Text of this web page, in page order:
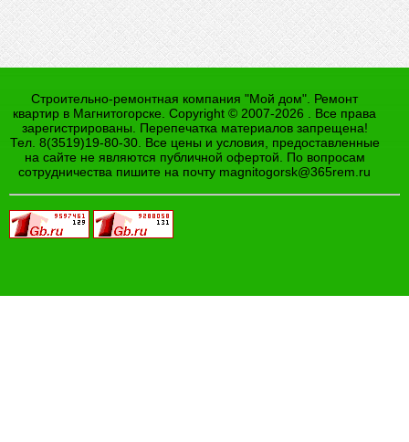
Строительно-ремонтная компания "Мой дом". Ремонт
квартир в Магнитогорске. Copyright © 2007-2026 . Все права
зарегистрированы. Перепечатка материалов запрещена!
Тел. 8(3519)19-80-30. Все цены и условия, предоставленные
на сайте не являются публичной офертой. По вопросам
сотрудничества пишите на почту magnitogorsk@365rem.ru